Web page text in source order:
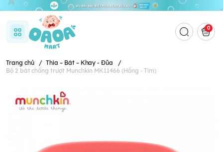
0
Trang chủ / Thìa – Bát – Khay - Đũa
/
Bộ 2 bát chống trượt Munchkin MK11466 (Hồng - Tím)